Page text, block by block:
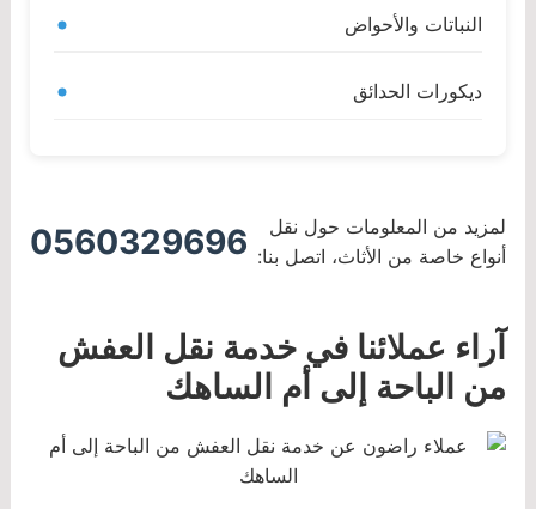
النباتات والأحواض
ديكورات الحدائق
لمزيد من المعلومات حول نقل
أنواع خاصة من الأثاث، اتصل بنا: 0560329696
آراء عملائنا في خدمة نقل العفش
من الباحة إلى أم الساهك